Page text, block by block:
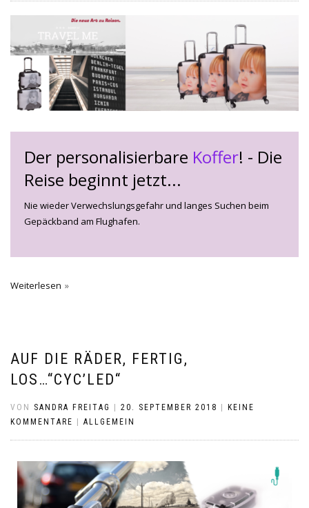
Der personalisierbare Koffer! - Die
Reise beginnt jetzt...
Nie wieder Verwechslungsgefahr und langes Suchen beim
Gepäckband am Flughafen.
Weiterlesen
AUF DIE RÄDER, FERTIG,
LOS…“CYC’LED“
VON SANDRA FREITAG | 20. SEPTEMBER 2018 | KEINE
KOMMENTARE | ALLGEMEIN